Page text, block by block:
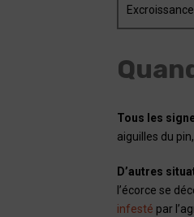
Tous les
aiguilles du
D’autres
l’écorce se
infesté par